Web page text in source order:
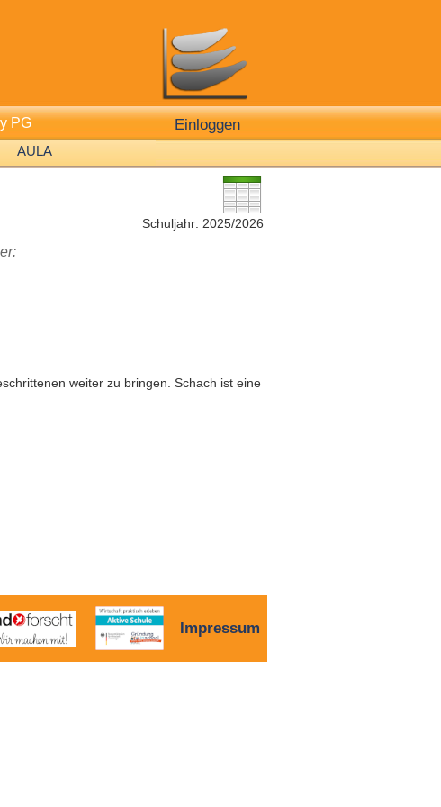
AULA
PG Einloggen
Schuljahr: 2025/2026
weiter zu bringen. Schach ist eine
Impressum